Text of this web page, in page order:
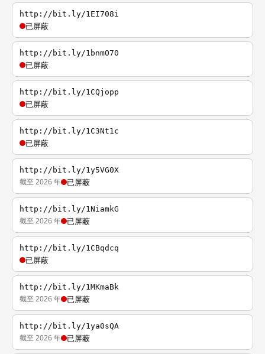
http://bit.ly/1EI708i
已屏蔽
http://bit.ly/1bnmO70
已屏蔽
http://bit.ly/1CQjopp
已屏蔽
http://bit.ly/1C3Nt1c
已屏蔽
http://bit.ly/1y5VG0X
截至 2026 年 已屏蔽
http://bit.ly/1NiamkG
截至 2026 年 已屏蔽
http://bit.ly/1CBqdcq
已屏蔽
http://bit.ly/1MKmaBk
截至 2026 年 已屏蔽
http://bit.ly/1ya0sQA
截至 2026 年 已屏蔽